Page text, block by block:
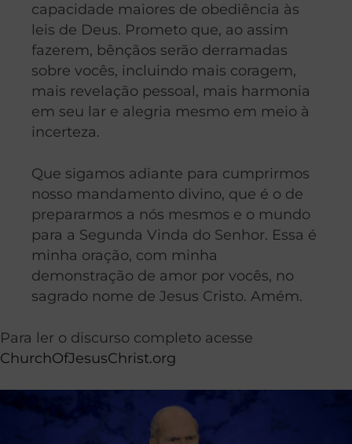
capacidade maiores de obediência às
leis de Deus. Prometo que, ao assim
fazerem, bênçãos serão derramadas
sobre vocês, incluindo mais coragem,
mais revelação pessoal, mais harmonia
em seu lar e alegria mesmo em meio à
incerteza.
Que sigamos adiante para cumprirmos
nosso mandamento divino, que é o de
prepararmos a nós mesmos e o mundo
para a Segunda Vinda do Senhor. Essa é
minha oração, com minha
demonstração de amor por vocês, no
sagrado nome de Jesus Cristo. Amém.
Para ler o discurso completo acesse
ChurchOfJesusChrist.org